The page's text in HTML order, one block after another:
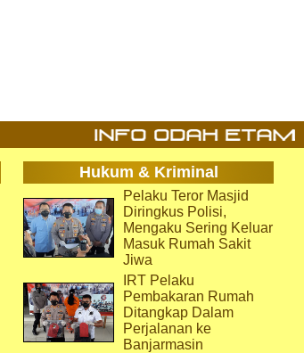
Hukum & Kriminal
Pelaku Teror Masjid
Diringkus Polisi,
Mengaku Sering Keluar
Masuk Rumah Sakit
Jiwa
IRT Pelaku
Pembakaran Rumah
Ditangkap Dalam
Perjalanan ke
Banjarmasin